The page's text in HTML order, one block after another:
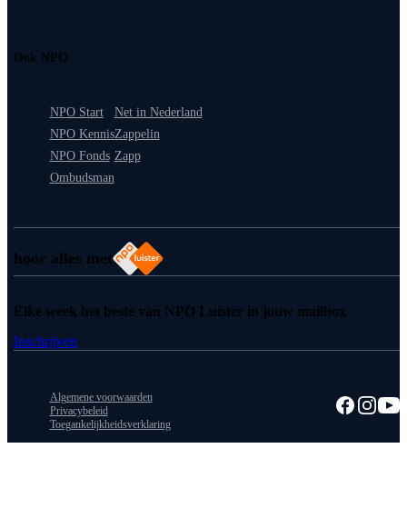
hoor alles met
Ook NPO
NPO Start
NPO Kennis
NPO Fonds
Ombudsman
Net in Nederland
Zappelin
Zapp
Elke week het beste van NPO Luister in jouw mailbox
Inschrijven
Algemene voorwaarden
Privacybeleid
Toegankelijkheidsverklaring